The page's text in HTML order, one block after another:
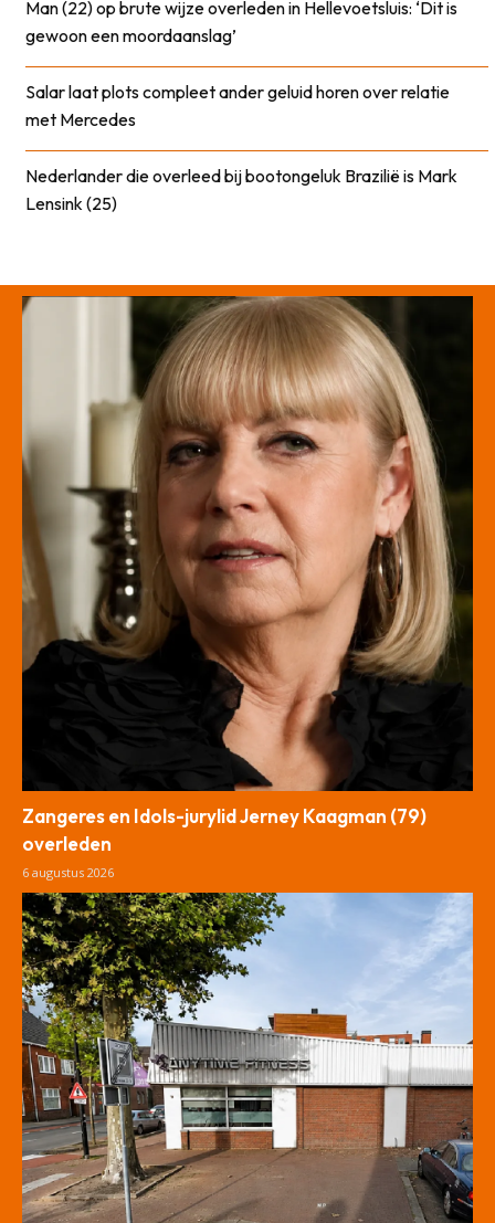
Man (22) op brute wijze overleden in Hellevoetsluis: ‘Dit is
gewoon een moordaanslag’
Salar laat plots compleet ander geluid horen over relatie
met Mercedes
Nederlander die overleed bij bootongeluk Brazilië is Mark
Lensink (25)
Zangeres en Idols-jurylid Jerney Kaagman (79)
overleden
6 augustus 2026